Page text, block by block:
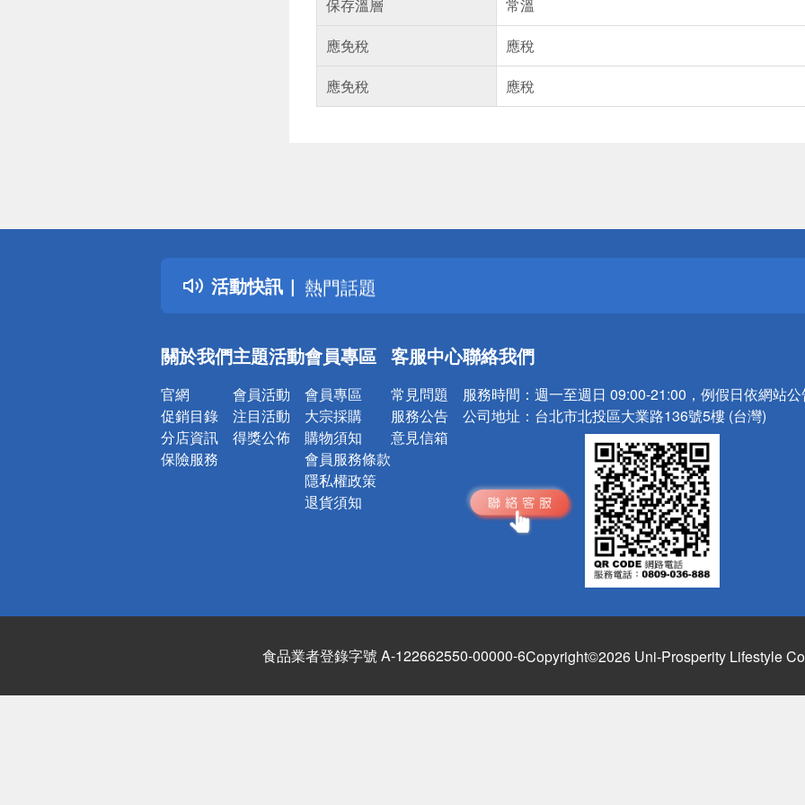
保存溫層
常溫
應免稅
應稅
應免稅
應稅
活動快訊
詐騙網頁！請小心！
得獎公告
熱門話題
銀行優惠
詐騙網頁！請小心！
關於我們
官網
促銷目錄
分店資訊
保險服務
主題活動
會員活動
注目活動
得獎公佈
會員專區
會員專區
大宗採購
購物須知
會員服務條款
隱私權政策
退貨須知
客服中心
常見問題
服務公告
意見信箱
聯絡我們
服務時間： 週一至週日 09:00-21:00，例假日依網站
公司地址： 台北市北投區大業路136號5樓 (台灣)
食品業者登錄字號 A-122662550-00000-6Copyright©2026 Uni-Prosperity Lifestyle